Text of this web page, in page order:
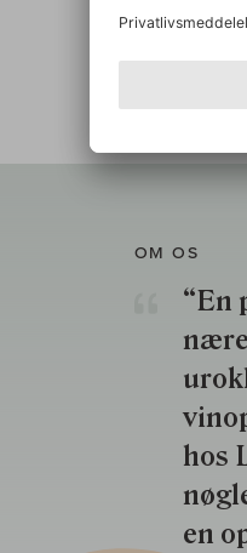
OM OS
“En
hos
en